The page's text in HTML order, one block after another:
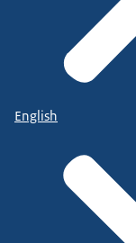
English